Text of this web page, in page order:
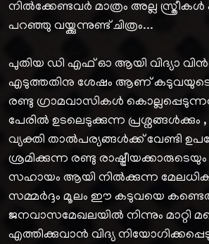
നിൽക്കേണ്ടവർ മാത്രം അല്ല
പറഞ്ഞു വയ്ക്കുന്നുണ്ട് ചിത്രം...
പുതിയ ഡി എഫ് ഓ ആയി വിദ്യാ
എടുത്തതിനു ശേഷം ആണ്
രണ്ടു ഗ്രാമവാസികൾ
പേരിൽ ഉടലെടുക്കുന്ന
വ്യക്തി താൽപര്യങ്ങൾക്ക് വേണ്ടി
ശ്രമിക്കുന്ന രണ്ടു
സഹായം ആയി നിൽക്കുന്ന
സമ്മർദ്ദം മൂലം ഈ കടുവയെ
ജനവാസമേഖലയിൽ നിന്നും മാറ്റി
എത്തിക്കുവാൻ വിദ്യ